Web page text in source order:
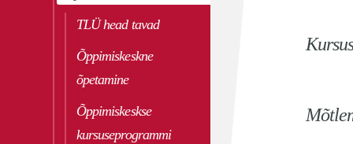
TLÜ head tavad
Õppimiskeskne
õpetamine
Õppimiskeskse
kursuseprogrammi